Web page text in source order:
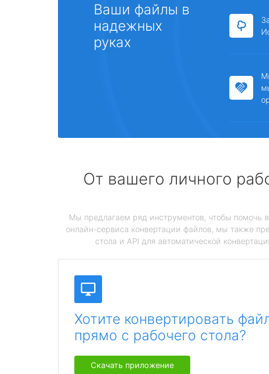
Ваши файлы в
надежных
руках
От вашего личного
Мы предлагаем ряд инструментов, чтобы
онлайн-сервиса конвертации файлов, мы также
стола и API для автоматической
Хотите конвертировать
прямо с рабочего стола?
Скачать приложение